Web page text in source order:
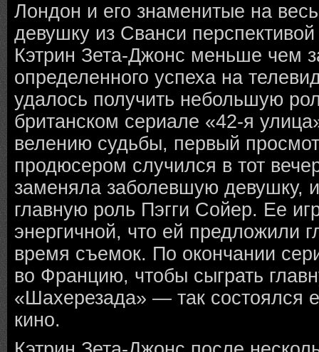
Лондон и его знаменитые на
девушку из Сванси
Кэтрин Зета-Джонс меньше чем
определенного успеха на
удалось получить небольшую
британском сериале «42-я
велению судьбы, первый
продюсером случился в тот
заменяла заболевшую девушку,
главную роль Пэгги Сойер. Ее
энергичной, что ей предложили
время съемок. По окончании
во Францию, чтобы сыграть
«Шахерезада» — так состоялся
кино.